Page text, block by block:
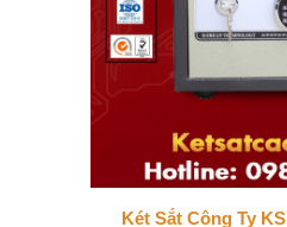
Két Sắt Công Ty